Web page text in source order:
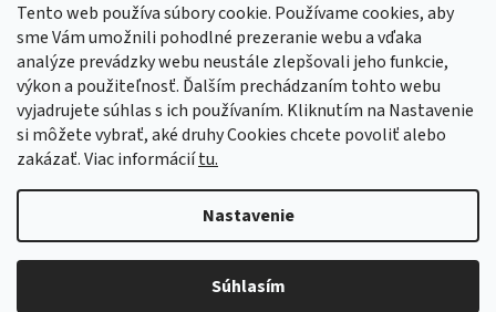
Tento web používa súbory cookie. Používame cookies, aby
sme Vám umožnili pohodlné prezeranie webu a vďaka
analýze prevádzky webu neustále zlepšovali jeho funkcie,
výkon a použiteľnosť. Ďalším prechádzaním tohto webu
vyjadrujete súhlas s ich používaním. Kliknutím na Nastavenie
si môžete vybrať, aké druhy Cookies chcete povoliť alebo
zakázať. Viac informáciítu.
Nastavenie
Súhlasím
Prijímame online platby
Copyright 2026GASTRO HOLDING CANDOLA, s. r. o.. Všetky práva
Upraviť nastavenie cookies